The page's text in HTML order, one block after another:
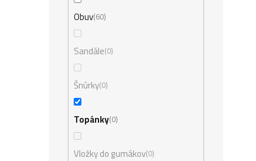
Obuv 60
Sandále 0
Šnúrky 0
Topánky 0
Vložky do gumákov 0